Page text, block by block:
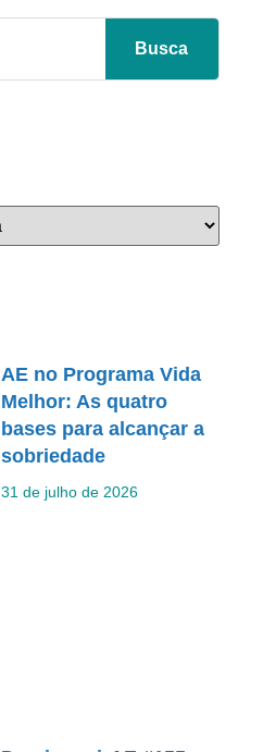
Busca
AE no Programa Vida
Melhor: As quatro
bases para alcançar a
sobriedade
31 de julho de 2026